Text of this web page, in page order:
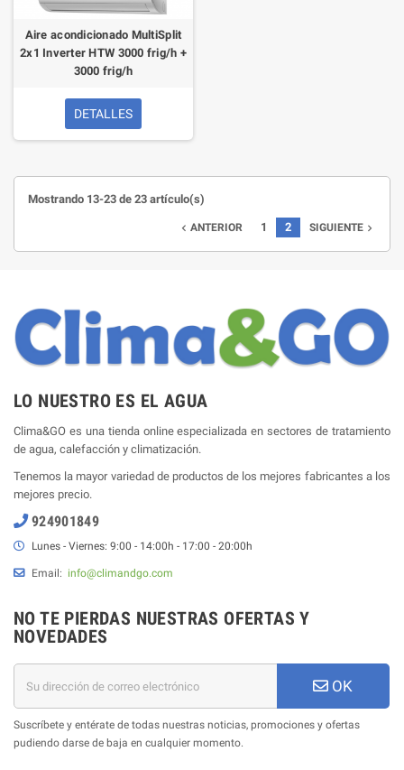
Aire acondicionado MultiSplit
2x1 Inverter HTW 3000 frig/h +
3000 frig/h
DETALLES
Mostrando 13-23 de 23 artículo(s)
 ANTERIOR 1 2 SIGUIENTE 
LO NUESTRO ES EL AGUA
Clima&GO es una tienda online especializada en sectores de tratamiento
de agua, calefacción y climatización.
Tenemos la mayor variedad de productos de los mejores fabricantes a los
mejores precio.
924901849
Lunes - Viernes: 9:00 - 14:00h - 17:00 - 20:00h
Email: info@climandgo.com
NO TE PIERDAS NUESTRAS OFERTAS Y
NOVEDADES
OK
Suscríbete y entérate de todas nuestras noticias, promociones y ofertas
pudiendo darse de baja en cualquier momento.